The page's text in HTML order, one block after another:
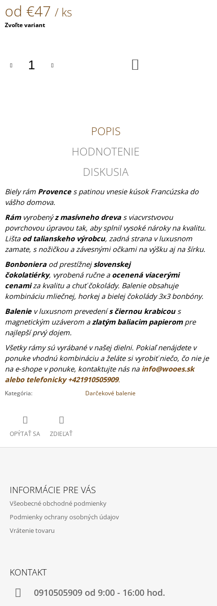
od €47 / ks
Jednotková
Zvoľte variant
POPIS
HODNOTENIE
DISKUSIA
Biely rám Provence s patinou vnesie kúsok Francúzska do
vášho domova.
Rámvyrobenýz masívneho drevas viacvrstvovou
povrchovou úpravou tak, aby splnil vysoké nároky na kvalitu.
Lišta od talianskeho výrobcu, zadná strana v luxusnom
zamate, s nožičkou a závesnými očkami na výšku aj na šírku.
Bonboniera od prestížnejslovenskej
čokolatiérky, vyrobená ručne a ocenená viacerými
cenamiza kvalitu a chuť čokolády. Balenie obsahuje
kombináciu mliečnej, horkej a bielej čokolády 3x3 bonbóny.
Balenie v luxusnom prevedenís čiernou krabicou s
magnetickým uzáverom azlatým baliacim papierom pre
najlepší prvý dojem.
Všetky rámy sú vyrábané v našej dielni. Pokiaľ nenájdete v
ponuke vhodnú kombináciu a želáte si vyrobiť niečo, čo nie je
na e-shope v ponuke, kontaktujte nás na info@wooes.sk
alebo telefonicky +421910505909.
Kategória: Darčekové balenie
OPÝTAŤ SA ZDIEĽAŤ
INFORMÁCIE PRE VÁS
Všeobecné obchodné podmienky
Podmienky ochrany osobných údajov
Vrátenie tovaru
KONTAKT
0910505909 od 9:00 - 16:00 hod.